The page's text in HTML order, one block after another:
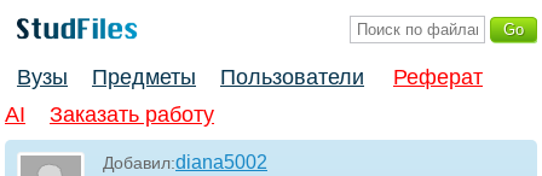
Вузы Предметы Пользователи
Реферат
AI
Заказать работу
Добавил:diana5002